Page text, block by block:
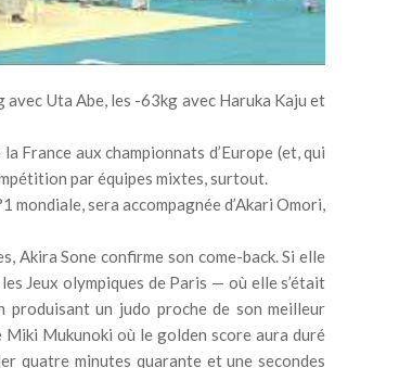
Uta Abe, les -63kg avec Haruka Kaju et
France aux championnats d’Europe (et, qui
par équipes mixtes, surtout.
mondiale, sera accompagnée d’Akari Omori,
Akira Sone confirme son come-back. Si elle
Jeux olympiques de Paris — où elle s’était
produisant un judo proche de son meilleur
Mukunoki où le golden score aura duré
quatre minutes quarante et une secondes